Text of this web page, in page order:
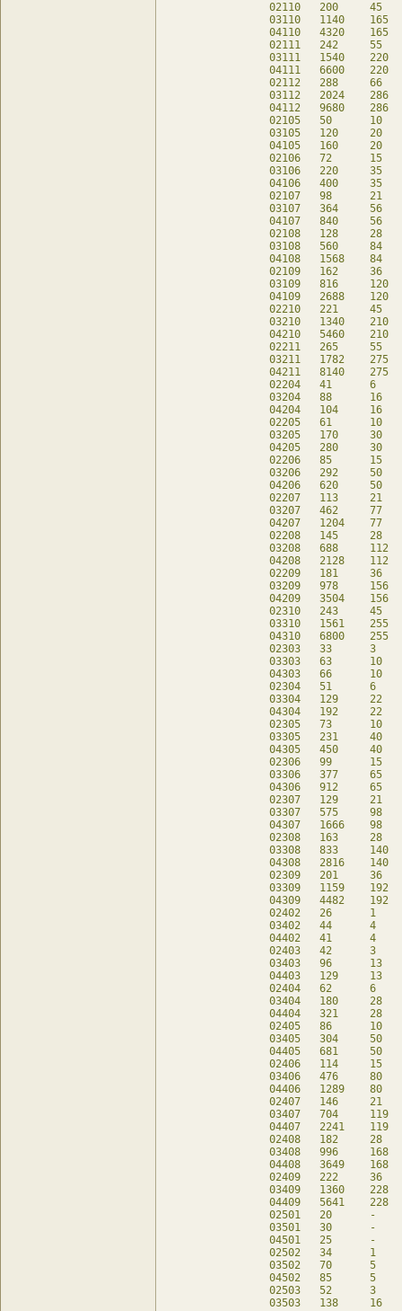
02110	200	45	20	db
03110	1140	165	-	db
04110	4320	165	-	db
02111	242	55	22	db
03111	1540	220	-	db
04111	6600	220	-	db
02112	288	66	24	db
03112	2024	286	-	db
04112	9680	286	-	db
02105	50	10	10	db
03105	120	20	-	db
04105	160	20	-	db
02106	72	15	12	db
03106	220	35	-	db
04106	400	35	-	db
02107	98	21	14	db
03107	364	56	-	db
04107	840	56	-	db
02108	128	28	16	db
03108	560	84	-	db
04108	1568	84	-	db
02109	162	36	18	db
03109	816	120	-	db
04109	2688	120	-	db
02210	221	45	41	db
03210	1340	210	20	db
04210	5460	210	20	db
02211	265	55	45	db
03211	1782	275	22	db
04211	8140	275	22	db
02204	41	6	17	db
03204	88	16	8	db
04204	104	16	8	db
02205	61	10	21	db
03205	170	30	10	db
04205	280	30	10	db
02206	85	15	25	db
03206	292	50	12	db
04206	620	50	12	db
02207	113	21	29	db
03207	462	77	14	db
04207	1204	77	14	db
02208	145	28	33	db
03208	688	112	16	db
04208	2128	112	16	db
02209	181	36	37	db
03209	978	156	18	db
04209	3504	156	18	db
02310	243	45	63	db
03310	1561	255	61	db
04310	6800	255	61	db
02303	33	3	21	db
03303	63	10	19	db
04303	66	10	19	db
02304	51	6	27	db
03304	129	22	25	db
04304	192	22	25	db
02305	73	10	33	db
03305	231	40	31	db
04305	450	40	31	db
02306	99	15	39	db
03306	377	65	37	db
04306	912	65	37	db
02307	129	21	45	db
03307	575	98	43	db
04307	1666	98	43	db
02308	163	28	51	db
03308	833	140	49	db
04308	2816	140	49	db
02309	201	36	57	db
03309	1159	192	55	db
04309	4482	192	55	db
02402	26	1	22	db
03402	44	4	28	db
04402	41	4	28	db
02403	42	3	30	db
03403	96	13	40	db
04403	129	13	40	db
02404	62	6	38	db
03404	180	28	52	db
04404	321	28	52	db
02405	86	10	46	db
03405	304	50	64	db
04405	681	50	64	db
02406	114	15	54	db
03406	476	80	76	db
04406	1289	80	76	db
02407	146	21	62	db
03407	704	119	88	db
04407	2241	119	88	db
02408	182	28	70	db
03408	996	168	100	db
04408	3649	168	100	db
02409	222	36	78	db
03409	1360	228	112	db
04409	5641	228	112	db
02501	20	-	20	db
03501	30	-	30	db
04501	25	-	30	db
02502	34	1	30	db
03502	70	5	50	db
04502	85	5	50	db
02503	52	3	40	db
03503	138	16	70	db